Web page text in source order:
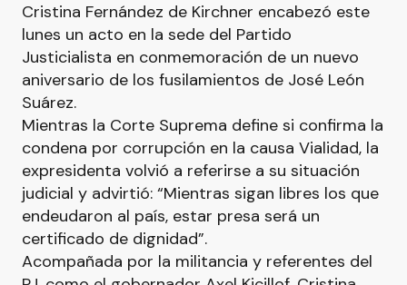
Cristina Fernández de Kirchner encabezó este
lunes un acto en la sede del Partido
Justicialista en conmemoración de un nuevo
aniversario de los fusilamientos de José León
Suárez.
Mientras la Corte Suprema define si confirma la
condena por corrupción en la causa Vialidad, la
expresidenta volvió a referirse a su situación
judicial y advirtió: “Mientras sigan libres los que
endeudaron al país, estar presa será un
certificado de dignidad”.
Acompañada por la militancia y referentes del